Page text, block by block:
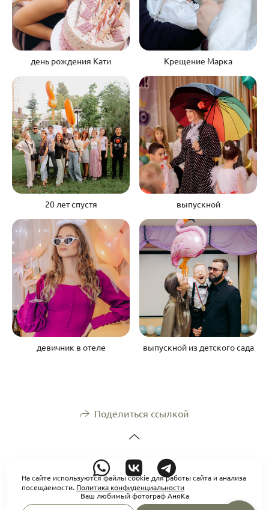
день рождения Кати Крещение Марка
20 лет спустя выпускной
девичник в отеле выпускной из детского сада
Поделиться ссылкой
Ваш любимый фотограф АняКа
На сайте используются файлы cookie для работы сайта и анализа
посещаемости. Политика конфиденциальности